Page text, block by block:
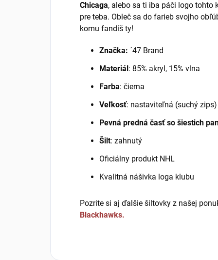
Chicaga, alebo sa ti iba páči logo tohto
pre teba. Obleč sa do farieb svojho
komu fandíš ty!
Značka: ´47 Brand
Materiál: 85% akryl, 15% vlna
Farba: čierna
Veľkosť: nastaviteľná (suchý zips)
Pevná predná časť so šiestich
Šilt: zahnutý
Oficiálny produkt NHL
Kvalitná nášivka loga klubu
Pozrite si aj ďalšie šiltovky z našej
Blackhawks.